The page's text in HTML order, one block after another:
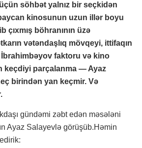
söhbət yalnız bir seçkidən
kinosunun uzun illər boyu
çıxmış böhranının üzə
vətəndaşlıq mövqeyi, ittifaqın
İbrahimbəyov faktoru və kino
keçdiyi parçalanma — Ayaz
birindən yan keçmir. Və
gündəmi zəbt edən məsələni
Ayaz Salayevlə görüşüb.Həmin